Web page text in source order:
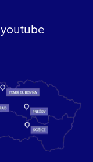
youtube